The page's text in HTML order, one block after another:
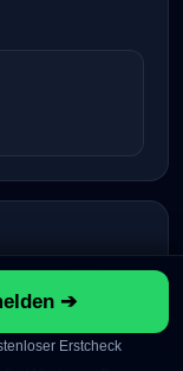
➔
Erstcheck